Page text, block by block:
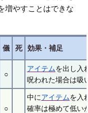
増やすことはできな
儀 死 効果・補足
○
アイテムを出し入
呪われた場合は吸
○
中にアイテムを入
確率は極めて低い